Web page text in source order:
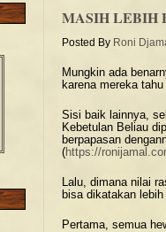
MASIH LEBIH
Posted By Roni
Mungkin ada
karena mereka
Sisi baik lainnya,
Kebetulan Beliau
berpapasan
(https://
Lalu, dimana nilai
bisa dikatakan
Pertama, semua